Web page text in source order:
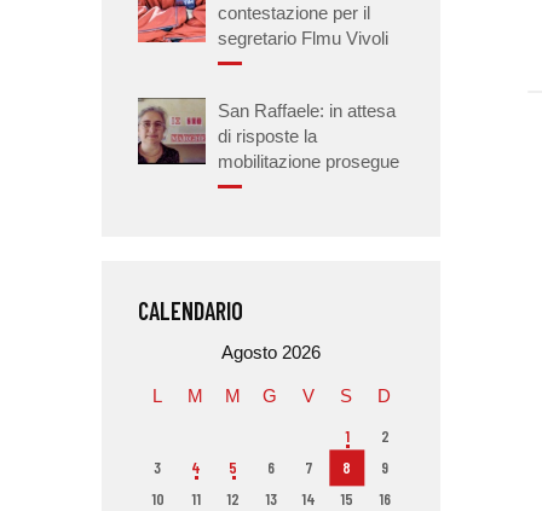
contestazione per il
segretario Flmu Vivoli
San Raffaele: in attesa
di risposte la
mobilitazione prosegue
CALENDARIO
Agosto 2026
L M M G V S D
1
2
3
4 5 6 7 8
9
10
11 12 13 14 15
16